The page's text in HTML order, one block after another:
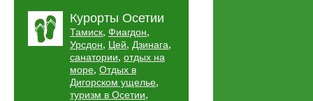
Курорты Осетии
Тамиск, Фиагдон,
Урсдон, Цей, Дзинага,
санатории, отдых на
море, Отдых в
Дигорском ущелье,
туризм в Осетии,